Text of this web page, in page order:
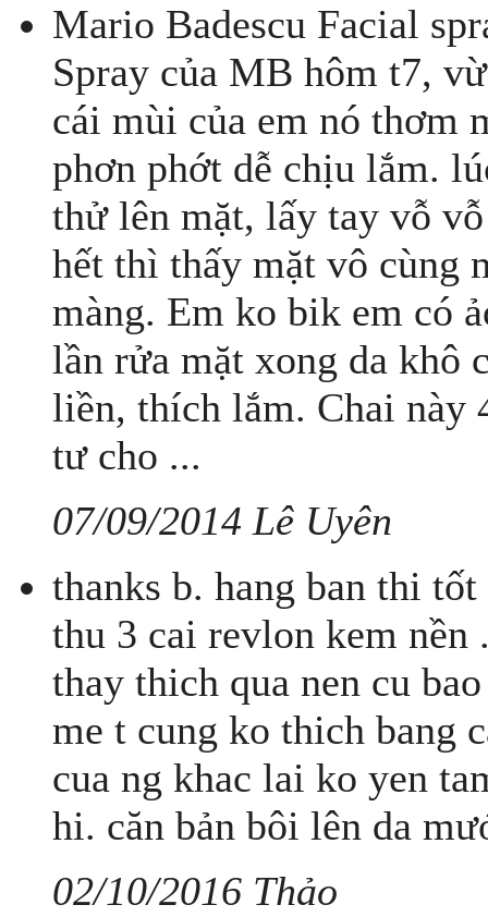
Mario Badescu Facial
Spray của MB hôm t7,
cái mùi của em nó thơm
phơn phớt dễ chịu lắm.
thử lên mặt, lấy tay vỗ
hết thì thấy mặt vô cùng
màng. Em ko bik em có
lần rửa mặt xong da khô
liền, thích lắm. Chai này
tư cho ...
07/09/2014 Lê Uyên
thanks b. hang ban thi
thu 3 cai revlon kem nền
thay thich qua nen cu
me t cung ko thich bang
cua ng khac lai ko yen
hi. căn bản bôi lên da
02/10/2016 Thảo